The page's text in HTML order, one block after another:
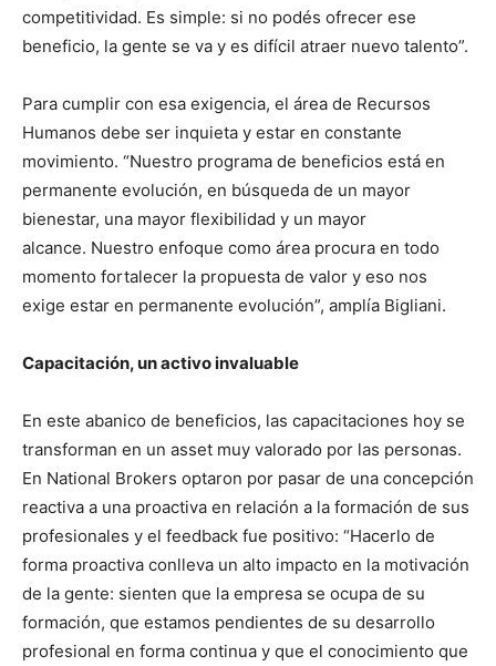
competitividad. Es simple: si no podés ofrecer ese
beneficio, la gente se va y es difícil atraer nuevo talento”.
Para cumplir con esa exigencia, el área de Recursos
Humanos debe ser inquieta y estar en constante
movimiento. “Nuestro programa de beneficios está en
permanente evolución, en búsqueda de un mayor
bienestar, una mayor flexibilidad y un mayor
alcance. Nuestro enfoque como área procura en todo
momento fortalecer la propuesta de valor y eso nos
exige estar en permanente evolución”, amplía Bigliani.
Capacitación, un activo invaluable
En este abanico de beneficios, las capacitaciones hoy se
transforman en un asset muy valorado por las personas.
En National Brokers optaron por pasar de una concepción
reactiva a una proactiva en relación a la formación de sus
profesionales y el feedback fue positivo: “Hacerlo de
forma proactiva conlleva un alto impacto en la motivación
de la gente: sienten que la empresa se ocupa de su
formación, que estamos pendientes de su desarrollo
profesional en forma continua y que el conocimiento que